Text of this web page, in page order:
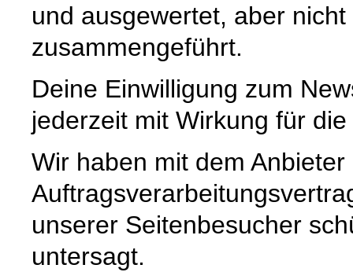
und ausgewertet, aber
zusammengeführt.
Deine Einwilligung zum
jederzeit mit Wirkung für
Wir haben mit dem Anbieter
unserer Seitenbesucher
untersagt.